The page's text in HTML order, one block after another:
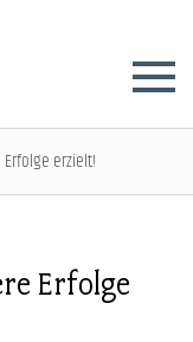
erzielt!
Erfolge